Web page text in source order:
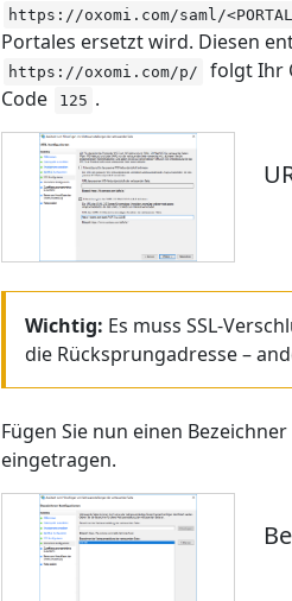
https://oxomi.com/saml/<PORTAL-
Portales ersetzt wird. Diesen
https://oxomi.com/p/ folgt Ihr
Code
125 .
Wichtig: Es muss SSL-
die Rücksprungadresse –
Fügen Sie nun einen
eingetragen.